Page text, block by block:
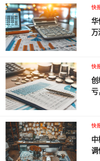
快
华
快
创
亏
快
中
调